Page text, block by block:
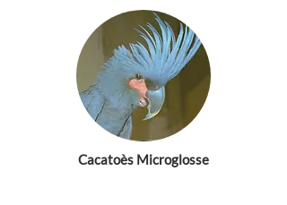
Cacatoès Microglosse